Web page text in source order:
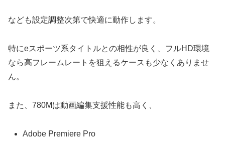
なども設定調整次第で快適に動作します。
特にeスポーツ系タイトルとの相性が良く、フルHD環境
なら高フレームレートを狙えるケースも少なくありませ
ん。
また、780Mは動画編集支援性能も高く、
Adobe Premiere Pro